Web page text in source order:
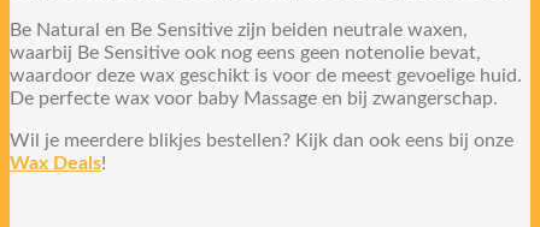
Be Natural en Be Sensitive zijn beiden neutrale waxen,
waarbij Be Sensitive ook nog eens geen notenolie bevat,
waardoor deze wax geschikt is voor de meest gevoelige huid.
De perfecte wax voor baby Massage en bij zwangerschap.
Wil je meerdere blikjes bestellen? Kijk dan ook eens bij onze
Wax Deals!